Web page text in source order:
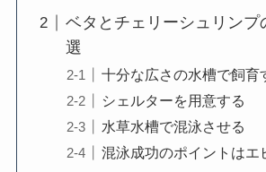
ベタとチェリーシュリンプ
選
十分な広さの水槽で飼育
シェルターを用意する
水草水槽で混泳させる
混泳成功のポイントはエ